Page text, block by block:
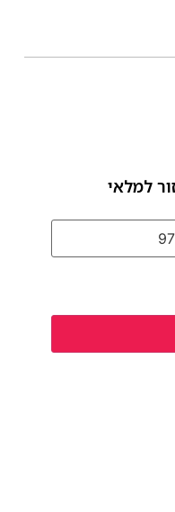
למלאי